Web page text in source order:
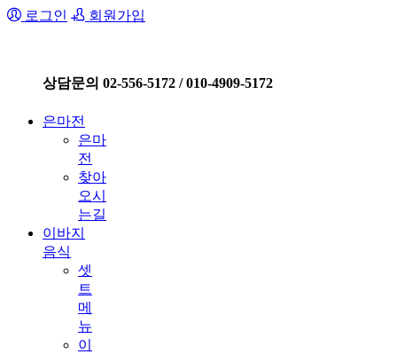
로그인 회원가입
상담문의 02-556-5172 / 010-4909-5172
은마전
은마
전
찾아
오시
는길
이바지
음식
셋
트
메
뉴
이